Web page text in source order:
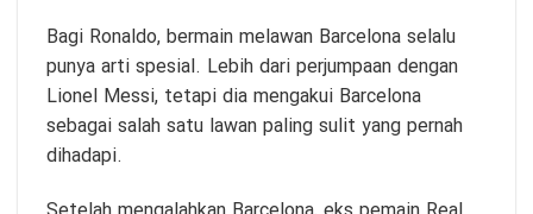
Bagi Ronaldo, bermain melawan Barcelona selalu
punya arti spesial. Lebih dari perjumpaan dengan
Lionel Messi, tetapi dia mengakui Barcelona
sebagai salah satu lawan paling sulit yang pernah
dihadapi.